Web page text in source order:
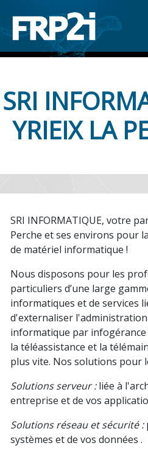
SRI
YRIEIX LA
SRI INFORMATIQUE, votre
Perche et ses environs pour
de matériel informatique !
Nous disposons pour les
particuliers d’une large
informatiques et de services
d'externaliser
informatique par
la téléassistance et la
plus vite. Nos solutions pour
Solutions serveur :liée à
entreprise et de vos
Solutions réseau et sécurité :
systèmes et de vos données .